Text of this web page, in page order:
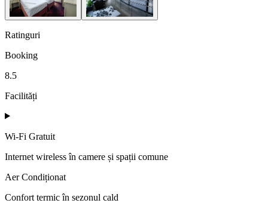
Ratinguri
Booking
8.5
Facilități
Wi-Fi Gratuit
Internet wireless în camere și spații comune
Aer Condiționat
Confort termic în sezonul cald